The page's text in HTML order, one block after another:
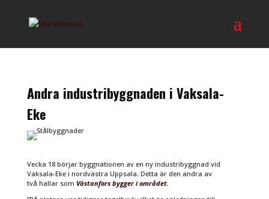
Andra industribyggnaden i Vaksala-
Eke
Vecka 18 börjar byggnationen av en ny industribyggnad vid
Vaksala-Eke i nordvästra Uppsala. Detta är den andra av
två hallar som Västanfors bygger i området.